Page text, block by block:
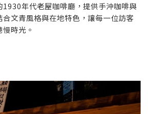
1930年代老屋咖啡廳，提供手沖咖啡與
文青風格與在地特色，讓每一位訪客
時光。